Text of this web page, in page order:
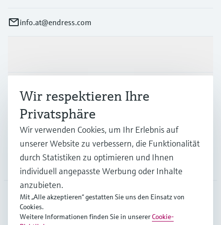
info.at@endress.com
Branchen
Support
Unternehmen
AUT
Wir respektieren Ihre
Privatsphäre
Wir verwenden Cookies, um Ihr Erlebnis auf
unserer Website zu verbessern, die Funktionalität
durch Statistiken zu optimieren und Ihnen
individuell angepasste Werbung oder Inhalte
anzubieten.
Mit „Alle akzeptieren“ gestatten Sie uns den Einsatz von
Cookies.
Weitere Informationen finden Sie in unsererCookie-